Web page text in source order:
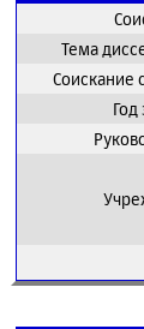
Тема
Соискание